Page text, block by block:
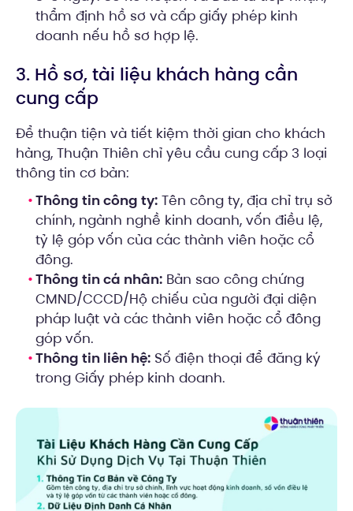
thẩm định hồ sơ và cấp giấy phép kinh
doanh nếu hồ sơ hợp lệ.
3. Hồ sơ, tài liệu khách hàng cần
cung cấp
Để thuận tiện và tiết kiệm thời gian cho khách
hàng, Thuận Thiên chỉ yêu cầu cung cấp 3 loại
thông tin cơ bản:
Thông tin công ty: Tên công ty, địa chỉ trụ sở
chính, ngành nghề kinh doanh, vốn điều lệ,
tỷ lệ góp vốn của các thành viên hoặc cổ
đông.
Thông tin cá nhân: Bản sao công chứng
CMND/CCCD/Hộ chiếu của người đại diện
pháp luật và các thành viên hoặc cổ đông
góp vốn.
Thông tin liên hệ: Số điện thoại để đăng ký
trong Giấy phép kinh doanh.